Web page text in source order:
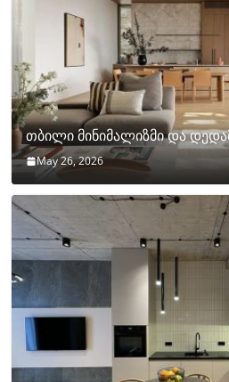
თბილი მინიმალიზმი და
May 26, 2026